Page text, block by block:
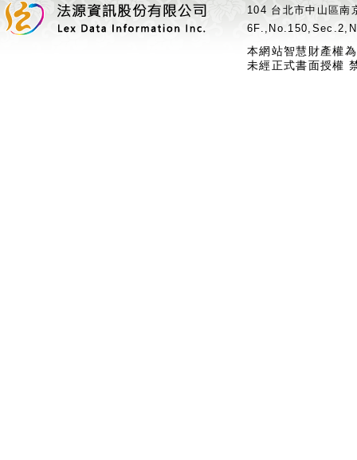
104 台北市中山區
本網站智慧財產權
未經正式書面授權